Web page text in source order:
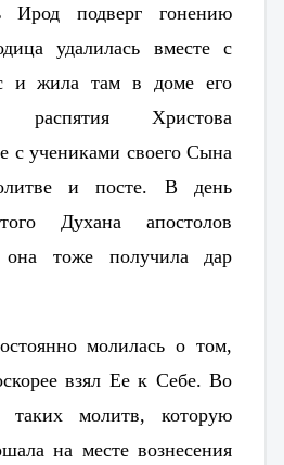
Ирод подверг гонению
удалилась вместе с
и жила там в доме его
распятия Христова
с учениками своего Сына
литве и посте. В день
Духана апостолов
тоже получила дар
молилась о том,
взял Ее к Себе. Во
молитв, которую
на месте вознесения